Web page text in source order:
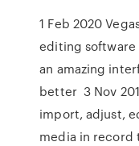
1 Feb 2020
editing software
an amazing
better 3 Nov
import, adjust,
media in record